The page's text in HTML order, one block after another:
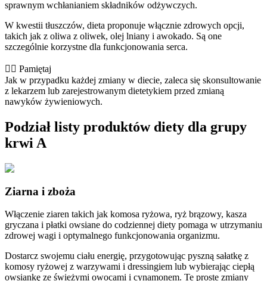
sprawnym wchłanianiem składników odżywczych.
W kwestii tłuszczów, dieta proponuje włącznie zdrowych opcji,
takich jak z oliwa z oliwek, olej lniany i awokado. Są one
szczególnie korzystne dla funkcjonowania serca.
👨‍⚕️️ Pamiętaj
Jak w przypadku każdej zmiany w diecie, zaleca się skonsultowanie
z lekarzem lub zarejestrowanym dietetykiem przed zmianą
nawyków żywieniowych.
Podział listy produktów diety dla grupy
krwi A
Ziarna i zboża
Włączenie ziaren takich jak komosa ryżowa, ryż brązowy, kasza
gryczana i płatki owsiane do codziennej diety pomaga w utrzymaniu
zdrowej wagi i optymalnego funkcjonowania organizmu.
Dostarcz swojemu ciału energię, przygotowując pyszną sałatkę z
komosy ryżowej z warzywami i dressingiem lub wybierając ciepłą
owsiankę ze świeżymi owocami i cynamonem. Te proste zmiany